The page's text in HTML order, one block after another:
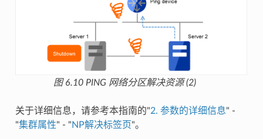
图 6.10 PING 网络分区解决资源 (2)
关于详细信息，请参考本指南的"2. 参数的详细信息" -
"集群属性" - "NP解决标签页"。